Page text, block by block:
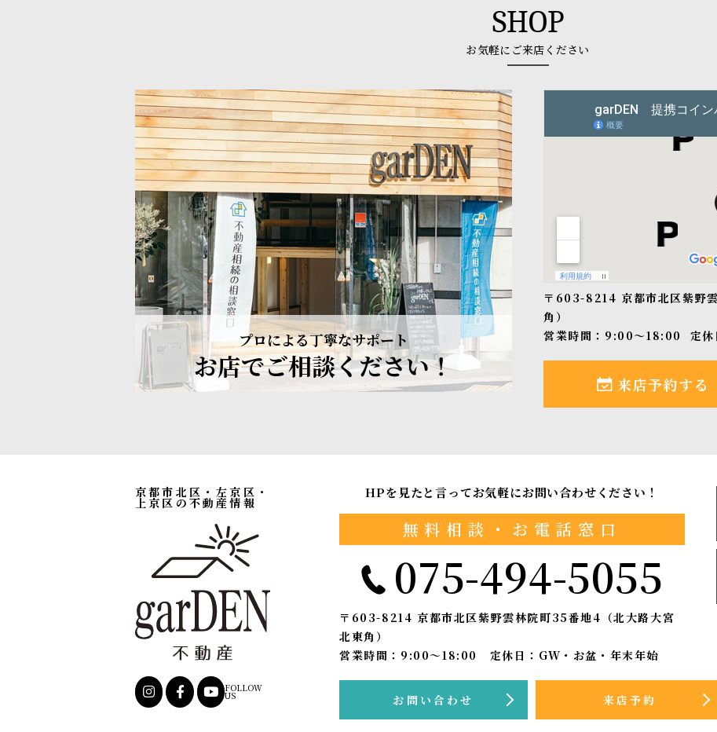
SHOP
お気軽にご来店ください
プロによる丁寧なサポート
お店でご相談ください！
〒603-8214 京都市北区紫野
角）
営業時間：9:00〜18:00
定
来店予約する
京都市北区・左京区・
上京区の不動産情報
FOLLOW
US
HPを見たと言ってお気軽にお問い合わせください！
無料相談・お電話窓口
075-494-5055
〒603-8214 京都市北区紫野雲林院町35番地4（北大路大宮
北東角）
営業時間：9:00〜18:00 定休日：GW・お盆・年末年始
お問い合わせ 来店予約